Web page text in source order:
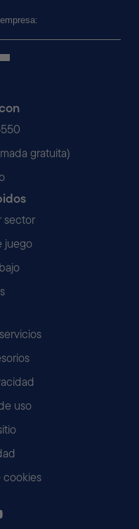
gratuita)
sector
juego
uso
cookies
en Facebook
en Instagram
en LinkedIn
Síganos en Youtube